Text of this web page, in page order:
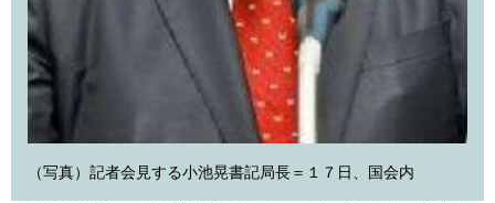
（写真）記者会見する小池晃書記局長＝１７日、国会内